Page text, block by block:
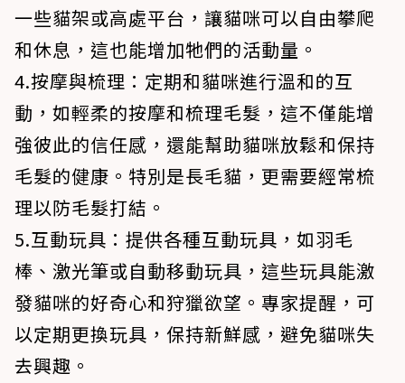
一些貓架或高處平台，讓貓咪可以自由攀爬
和休息，這也能增加牠們的活動量。
4.按摩與梳理：定期和貓咪進行溫和的互
動，如輕柔的按摩和梳理毛髮，這不僅能增
強彼此的信任感，還能幫助貓咪放鬆和保持
毛髮的健康。特別是長毛貓，更需要經常梳
理以防毛髮打結。
5.互動玩具：提供各種互動玩具，如羽毛
棒、激光筆或自動移動玩具，這些玩具能激
發貓咪的好奇心和狩獵欲望。專家提醒，可
以定期更換玩具，保持新鮮感，避免貓咪失
去興趣。